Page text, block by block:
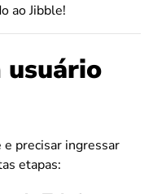
ao Jibble!
usuário
e precisar ingressar
etapas: